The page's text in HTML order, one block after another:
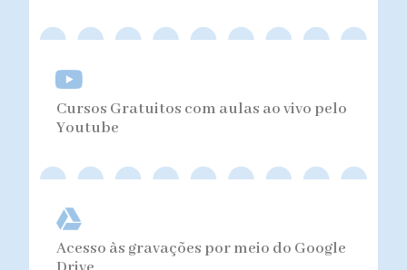
Cursos Gratuitos com aulas ao vivo pelo
Youtube
Acesso às gravações por meio do Google